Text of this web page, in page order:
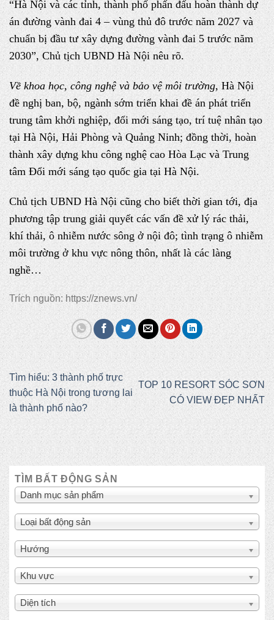
“Hà Nội và các tỉnh, thành phố phấn đấu hoàn thành dự
án đường vành đai 4 – vùng thủ đô trước năm 2027 và
chuẩn bị đầu tư xây dựng đường vành đai 5 trước năm
2030”, Chủ tịch UBND Hà Nội nêu rõ.
Về khoa học, công nghệ và bảo vệ môi trường, Hà Nội
đề nghị ban, bộ, ngành sớm triển khai đề án phát triển
trung tâm khởi nghiệp, đổi mới sáng tạo, trí tuệ nhân tạo
tại Hà Nội, Hải Phòng và Quảng Ninh; đồng thời, hoàn
thành xây dựng khu công nghệ cao Hòa Lạc và Trung
tâm Đổi mới sáng tạo quốc gia tại Hà Nội.
Chủ tịch UBND Hà Nội cũng cho biết thời gian tới, địa
phương tập trung giải quyết các vấn đề xử lý rác thải,
khí thải, ô nhiễm nước sông ở nội đô; tình trạng ô nhiễm
môi trường ở khu vực nông thôn, nhất là các làng
nghề…
Trích nguồn: https://znews.vn/
Tìm hiểu: 3 thành phố trực
thuộc Hà Nội trong tương lai
là thành phố nào?
TOP 10 RESORT SÓC SƠN
CÓ VIEW ĐẸP NHẤT
TÌM BẤT ĐỘNG SẢN
Danh mục sản phẩm
Loại bất động sản
Hướng
Khu vực
Diện tích